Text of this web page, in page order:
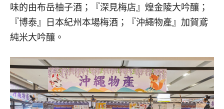
味的由布岳柚子酒；『深見梅店』煌金陵大吟釀；
『博泰』日本紀州本場梅酒；『沖繩物產』加賀鳶
純米大吟釀。